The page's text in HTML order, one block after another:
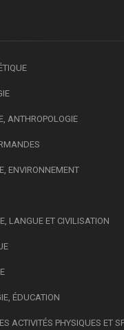
ANTHROPOLOGIE
ENVIRONNEMENT
LANGUE ET CIVILISATION
ÉDUCATION
ACTIVITÉS PHYSIQUES ET